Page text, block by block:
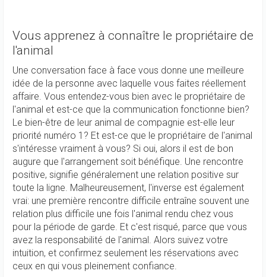
Vous apprenez à connaître le propriétaire de
l'animal
Une conversation face à face vous donne une meilleure
idée de la personne avec laquelle vous faites réellement
affaire. Vous entendez-vous bien avec le propriétaire de
l'animal et est-ce que la communication fonctionne bien?
Le bien-être de leur animal de compagnie est-elle leur
priorité numéro 1? Et est-ce que le propriétaire de l'animal
s'intéresse vraiment à vous? Si oui, alors il est de bon
augure que l'arrangement soit bénéfique. Une rencontre
positive, signifie généralement une relation positive sur
toute la ligne. Malheureusement, l'inverse est également
vrai: une première rencontre difficile entraîne souvent une
relation plus difficile une fois l'animal rendu chez vous
pour la période de garde. Et c'est risqué, parce que vous
avez la responsabilité de l'animal. Alors suivez votre
intuition, et confirmez seulement les réservations avec
ceux en qui vous pleinement confiance.